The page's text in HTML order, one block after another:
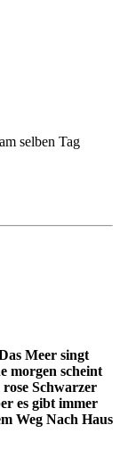
selben Tag
Meer singt
morgen scheint
Schwarzer
es gibt immer
Weg Nach Haus